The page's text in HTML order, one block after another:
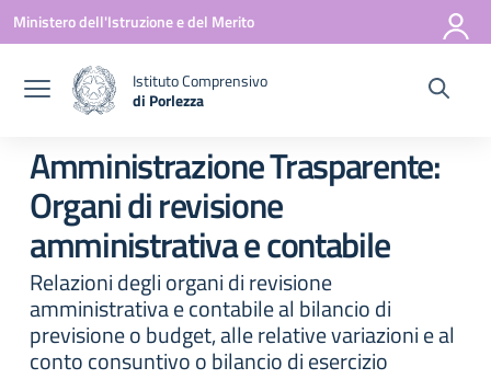
Vai ai contenuti
Vai al menu di navigazione
Vai al footer
Ministero dell'Istruzione e del Merito
Istituto Comprensivo
di Porlezza
Amministrazione Trasparente:
Organi di revisione
amministrativa e contabile
Relazioni degli organi di revisione
amministrativa e contabile al bilancio di
previsione o budget, alle relative variazioni e al
conto consuntivo o bilancio di esercizio